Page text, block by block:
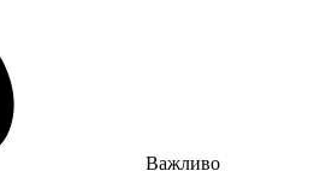
Важливо